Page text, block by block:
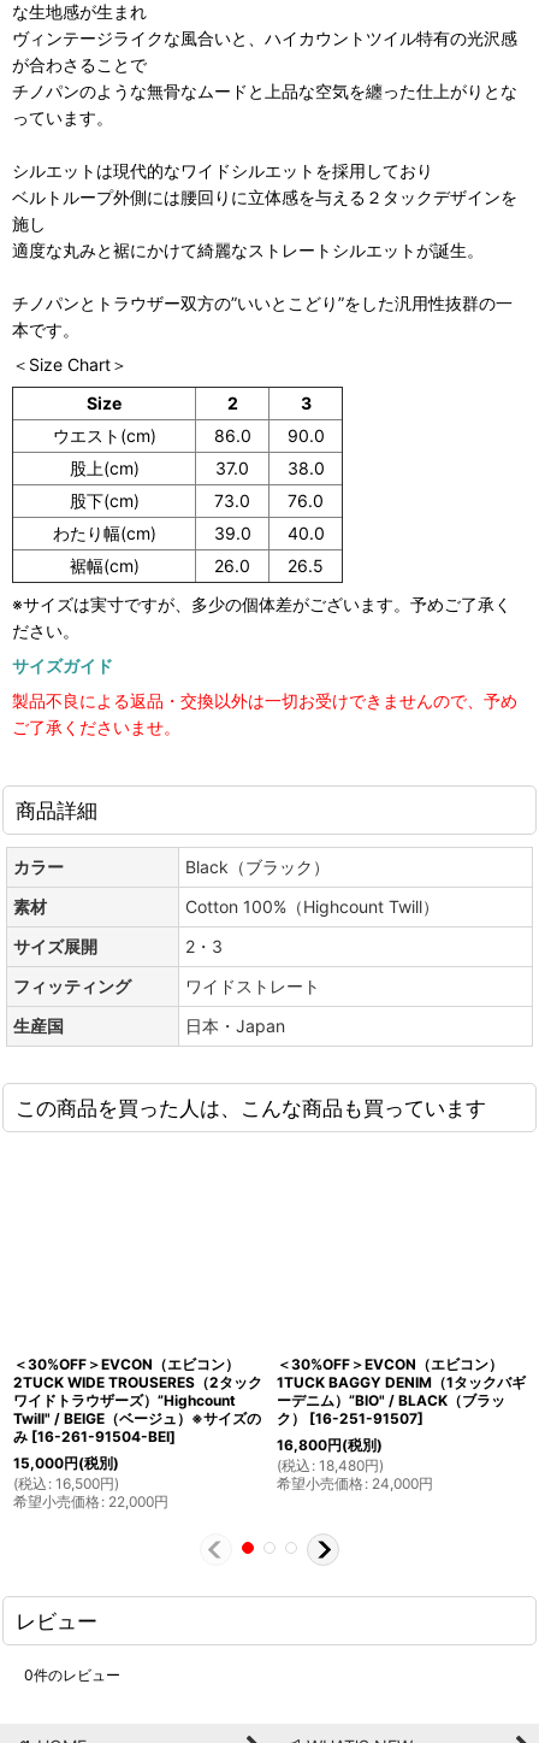
な生地感が生まれ
ヴィンテージライクな風合いと、ハイカウントツイル特有の光沢感
が合わさることで
チノパンのような無骨なムードと上品な空気を纏った仕上がりとな
っています。
シルエットは現代的なワイドシルエットを採用しており
ベルトループ外側には腰回りに立体感を与える２タックデザインを
施し
適度な丸みと裾にかけて綺麗なストレートシルエットが誕生。
チノパンとトラウザー双方の”いいとこどり”をした汎用性抜群の一
本です。
＜Size Chart＞
Size
2
3
ウエスト(cm)
86.0
90.0
股上(cm)
37.0
38.0
股下(cm)
73.0
76.0
わたり幅(cm)
39.0
40.0
裾幅(cm)
26.0
26.5
※サイズは実寸ですが、多少の個体差がございます。予めご了承く
ださい。
サイズガイド
製品不良による返品・交換以外は一切お受けできませんので、予め
ご了承くださいませ。
商品詳細
カラー
Black（ブラック）
素材
Cotton 100%（Highcount Twill）
サイズ展開
2・3
フィッティング
ワイドストレート
生産国
日本・Japan
この商品を買った人は、こんな商品も買っています
＜30%OFF＞EVCON（エビコン）
2TUCK WIDE TROUSERES（2タック
ワイドトラウザーズ）”Highcount
Twill" / BEIGE（ベージュ）※サイズの
み [16-261-91504-BEI]
15,000円(税別)
(税込 : 16,500円)
希望小売価格: 22,000円
＜30%OFF＞EVCON（エビコン）
1TUCK BAGGY DENIM（1タックバギ
ーデニム）”BIO" / BLACK（ブラッ
ク）
[16-251-91507]
16,800円(税別)
(税込 : 18,480円)
希望小売価格: 24,000円
レビュー
0件のレビュー